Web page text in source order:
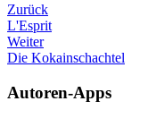
Zurück
L'Esprit
Weiter
Die Kokainschachtel
Autoren-Apps